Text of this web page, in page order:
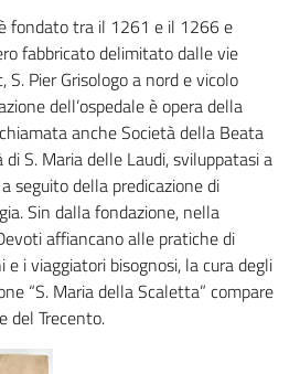
fondato tra il 1261 e il 1266 e
fabbricato delimitato dalle vie
S. Pier Grisologo a nord e vicolo
dell’ospedale è opera della
anche Società della Beata
S. Maria delle Laudi, sviluppatasi a
seguito della predicazione di
Sin dalla fondazione, nella
affiancano alle pratiche di
i viaggiatori bisognosi, la cura degli
“S. Maria della Scaletta” compare
del Trecento.